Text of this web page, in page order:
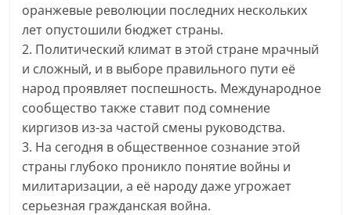
оранжевые революции последних нескольких
лет опустошили бюджет страны.
2. Политический климат в этой стране мрачный
и сложный, и в выборе правильного пути её
народ проявляет поспешность. Международное
сообщество также ставит под сомнение
киргизов из-за частой смены руководства.
3. На сегодня в общественное сознание этой
страны глубоко проникло понятие войны и
милитаризации, а её народу даже угрожает
серьезная гражданская война.